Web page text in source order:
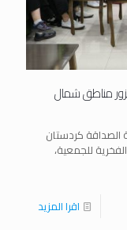
مناطق شمال
وفد من جمعية الصداقة كردستان
للجمعية،
اقرا المزيد